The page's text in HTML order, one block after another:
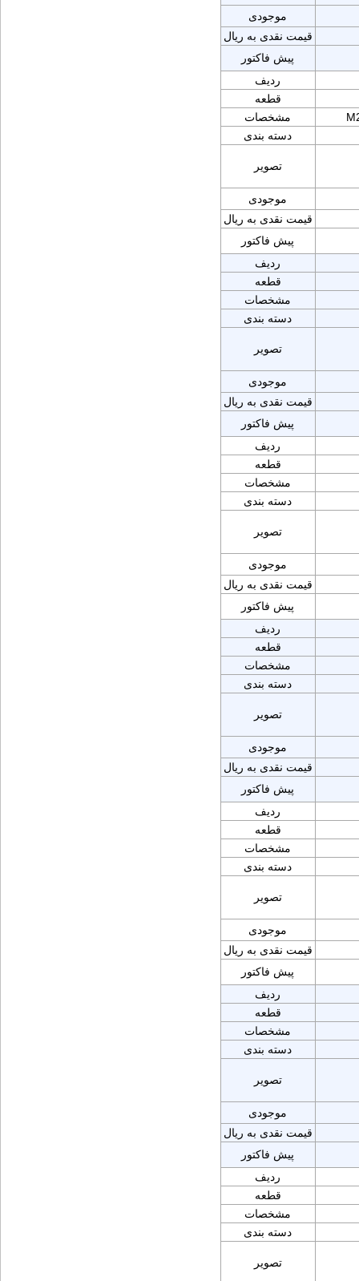
موجودی
قیمت نقدی به ریال
پیش فاکتور
ردیف
قطعه
مشخصات
دسته بندی
تصویر
موجودی
قیمت نقدی به ریال
پیش فاکتور
ردیف
قطعه
مشخصات
دسته بندی
تصویر
موجودی
قیمت نقدی به ریال
پیش فاکتور
ردیف
قطعه
مشخصات
دسته بندی
تصویر
موجودی
قیمت نقدی به ریال
پیش فاکتور
ردیف
قطعه
مشخصات
دسته بندی
تصویر
موجودی
قیمت نقدی به ریال
پیش فاکتور
ردیف
قطعه
مشخصات
دسته بندی
تصویر
موجودی
قیمت نقدی به ریال
پیش فاکتور
ردیف
قطعه
مشخصات
دسته بندی
تصویر
موجودی
قیمت نقدی به ریال
پیش فاکتور
ردیف
قطعه
مشخصات
دسته بندی
تصویر